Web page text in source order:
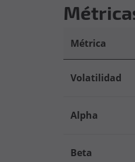
Métrica
Volatilidad
Alpha
Beta